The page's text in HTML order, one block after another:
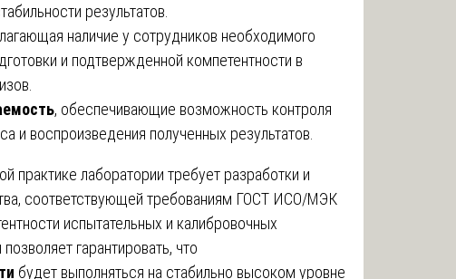
результатов.
наличие у сотрудников необходимого
и подтвержденной компетентности в
, обеспечивающие возможность контроля
и воспроизведения полученных результатов.
практике лаборатории требует разработки и
соответствующей требованиям ГОСТ ИСО/МЭК
испытательных и калибровочных
гарантировать, что
будет выполняться на стабильно высоком уровне